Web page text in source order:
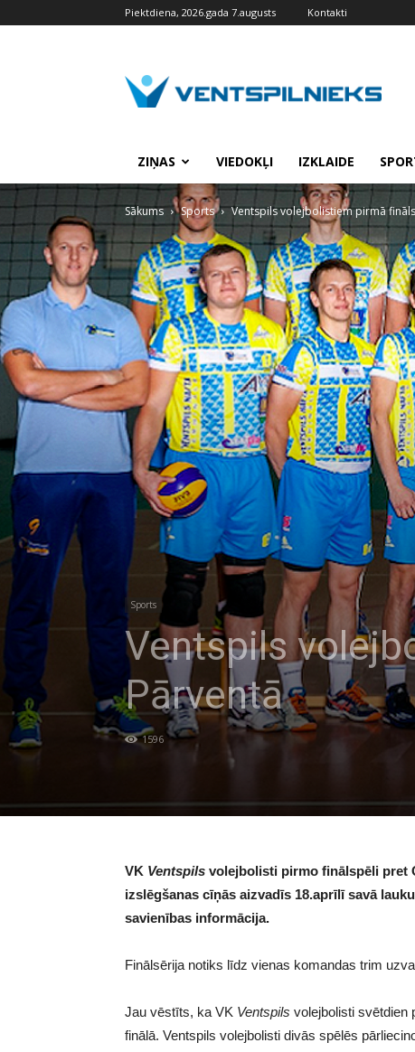
Piektdiena, 2026.gada 7.augusts Kontakti
ZIŅAS VIEDOKĻI IZKLAIDE
Sākums Sports Ventspils volejbolistiem pirmā
Sports
Ventspils
Pārventā
1596
VK Ventspils volejbolisti pirmo finālspēli pret
izslēgšanas cīņās aizvadīs 18.aprīlī savā
savienības informācija.
Finālsērija notiks līdz vienas komandas trim
Jau vēstīts, ka VK Ventspils volejbolisti svētdien
finālā. Ventspils volejbolisti divās spēlēs